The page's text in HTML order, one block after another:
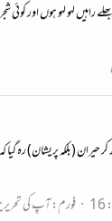
لہو لہو ہوں اور کوئی
کر حیران (بلکہ پریشان)
فورم:آپ کی